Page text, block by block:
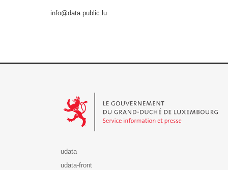
info@data.public.lu
udata
udata-front